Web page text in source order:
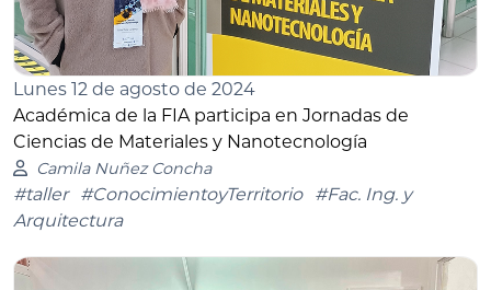
Lunes 12 de agosto de 2024
Académica de la FIA participa en Jornadas de
Ciencias de Materiales y Nanotecnología
Camila Nuñez Concha
#taller #ConocimientoyTerritorio
#Fac. Ing. y
Arquitectura